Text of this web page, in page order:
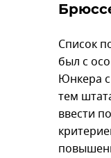
Список
был с
Юнкера
тем
ввести